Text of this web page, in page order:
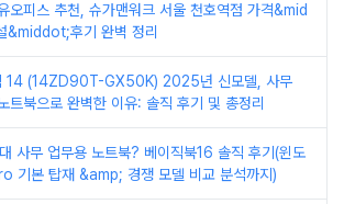
오피스 추천, 슈가맨워크 서울 천호역점 가격&mid
&middot;후기 완벽 정리
14 (14ZD90T-GX50K) 2025년 신모델, 사무
트북으로 완벽한 이유: 솔직 후기 및 총정리
사무 업무용 노트북? 베이직북16 솔직 후기(윈도
기본 탑재 &amp; 경쟁 모델 비교 분석까지)